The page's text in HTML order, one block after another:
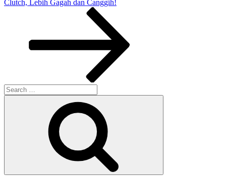
Post
Clutch, Lebih Gagah dan Canggih!
Search
for: